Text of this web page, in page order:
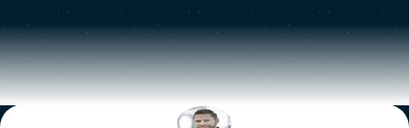
Print a book
Flyover video
Explore